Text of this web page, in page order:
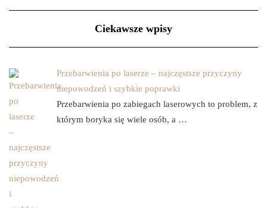
Ciekawsze wpisy
Przebarwienia po laserze – najczęstsze przyczyny
niepowodzeń i szybkie poprawki
Przebarwienia po zabiegach laserowych to problem, z
którym boryka się wiele osób, a …